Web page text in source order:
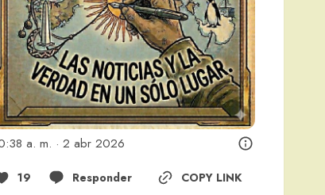
a. m. · 2 abr 2026
19 Responder
COPY LINK